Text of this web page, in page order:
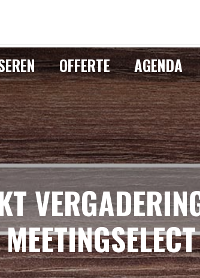
OFFERTE AGENDA
MEETINGSELECT